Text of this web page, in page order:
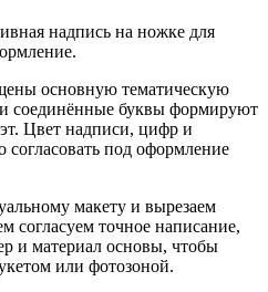
надпись на ножке для
основную тематическую
соединённые буквы формируют
Цвет надписи, цифр и
под оформление
макету и вырезаем
согласуем точное написание,
и материал основы, чтобы
или фотозоной.